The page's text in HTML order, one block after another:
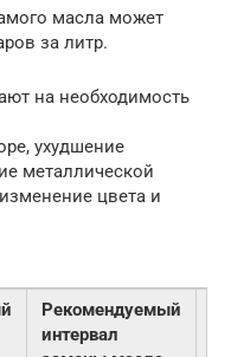
масла может
за литр.
на необходимость
ухудшение
металлической
цвета и
Рекомендуемый
интервал